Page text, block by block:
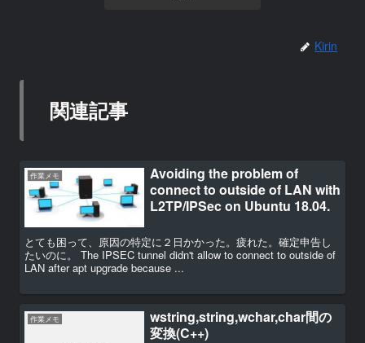
Kirin
関連記事
作業メモ
Avoiding the problem of
connect to outside of LAN with
L2TP/IPSec on Ubuntu 18.04.
とても困って、原因の特定に２日かかった。疲れた。確定申告し
たいのに。 The IPSEC tunnel didn't allow to connect to outside of
LAN after apt upgrade because ...
作業メモ
wstring,string,wchar,char間の
変換(C++)